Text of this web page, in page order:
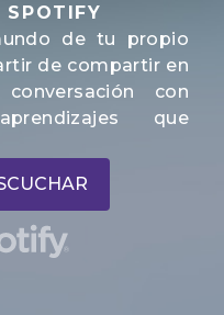
SPOTIFY
de tu propio
de compartir en
con
que